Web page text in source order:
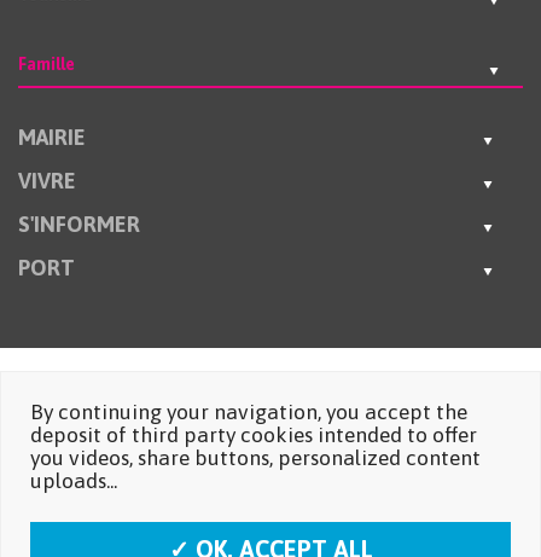
Famille
MAIRIE
VIVRE
S'INFORMER
PORT
By continuing your navigation, you accept the
deposit of third party cookies intended to offer
you videos, share buttons, personalized content
uploads...
✓ OK, ACCEPT ALL